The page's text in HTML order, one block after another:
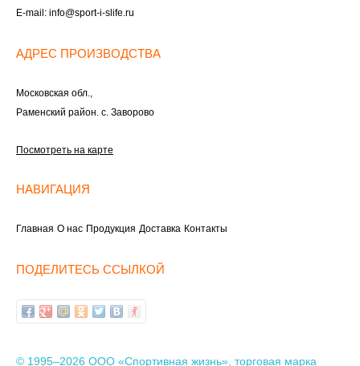
E-mail: info@sport-i-slife.ru
АДРЕС ПРОИЗВОДСТВА
Московская обл.,
Раменский район. с. Заворово
Посмотреть на карте
НАВИГАЦИЯ
Главная О нас Продукция Доставка Контакты
ПОДЕЛИТЕСЬ ССЫЛКОЙ
© 1995–2026 ООО «Спортивная жизнь», торговая марка